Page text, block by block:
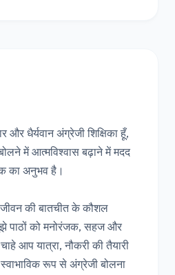
धैर्यवान अंग्रेजी शिक्षिका हूँ,
में आत्मविश्वास बढ़ाने में मदद
का अनुभव है।
जीवन की बातचीत के कौशल
पाठों को मनोरंजक, सहज और
आप यात्रा, नौकरी की तैयारी
रूप से अंग्रेजी बोलना